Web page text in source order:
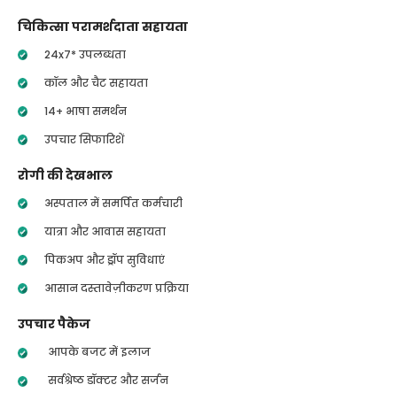
चिकित्सा परामर्शदाता सहायता
24x7* उपलब्धता
कॉल और चैट सहायता
14+ भाषा समर्थन
उपचार सिफारिशें
रोगी की देखभाल
अस्पताल में समर्पित कर्मचारी
यात्रा और आवास सहायता
पिकअप और ड्रॉप सुविधाएं
आसान दस्तावेज़ीकरण प्रक्रिया
उपचार पैकेज
आपके बजट में इलाज
सर्वश्रेष्ठ डॉक्टर और सर्जन